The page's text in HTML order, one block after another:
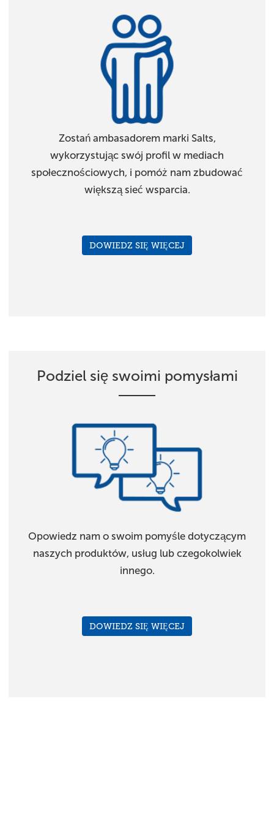
Zostań ambasadorem marki Salts,
wykorzystując swój profil w mediach
społecznościowych, i pomóż nam zbudować
większą sieć wsparcia.
DOWIEDZ SIĘ WIĘCEJ
Podziel się swoimi pomysłami
Opowiedz nam o swoim pomyśle dotyczącym
naszych produktów, usług lub czegokolwiek
innego.
DOWIEDZ SIĘ WIĘCEJ